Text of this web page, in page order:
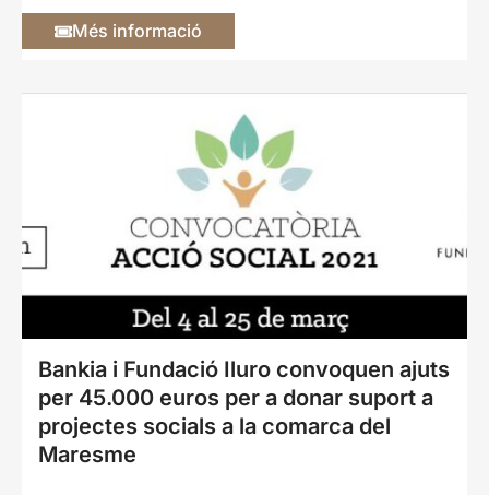
Més informació
Bankia i Fundació Iluro convoquen ajuts
per 45.000 euros per a donar suport a
projectes socials a la comarca del
Maresme